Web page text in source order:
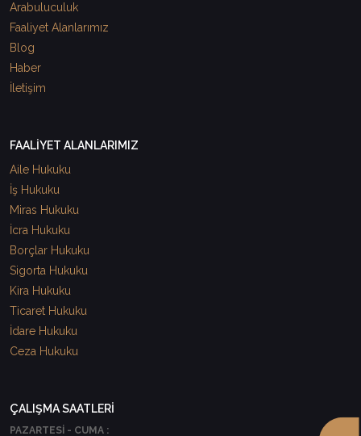
Arabuluculuk
Faaliyet Alanlarımız
Blog
Haber
İletişim
FAALİYET ALANLARIMIZ
Aile Hukuku
İş Hukuku
Miras Hukuku
İcra Hukuku
Borçlar Hukuku
Sigorta Hukuku
Kira Hukuku
Ticaret Hukuku
İdare Hukuku
Ceza Hukuku
ÇALIŞMA SAATLERİ
PAZARTESİ - CUMA :